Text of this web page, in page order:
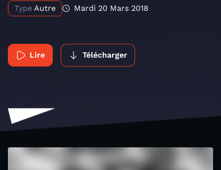
Type Autre Mardi 20 Mars 2018
Lire Télécharger